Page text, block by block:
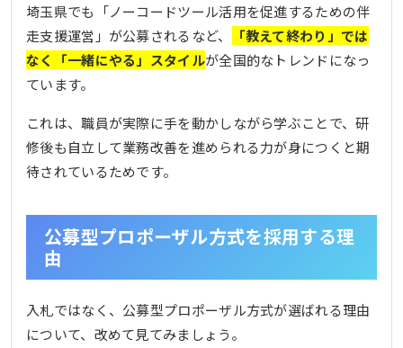
埼玉県でも「ノーコードツール活用を促進するための伴
走支援運営」が公募されるなど、
「教えて終わり」では
なく「一緒にやる」スタイルが全国的なトレンドになっ
ています。
これは、職員が実際に手を動かしながら学ぶことで、研
修後も自立して業務改善を進められる力が身につくと期
待されているためです。
公募型プロポーザル方式を採用する理
由
入札ではなく、公募型プロポーザル方式が選ばれる理由
について、改めて見てみましょう。